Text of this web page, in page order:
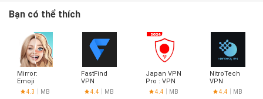
Bạn có thể thích
Mirror:
Emoji
meme
maker
4.3 MB
FastFind
VPN
4.4 MB
Japan VPN
Pro : VPN
For Japan
4.4 MB
NitroTech
VPN
4.4 MB